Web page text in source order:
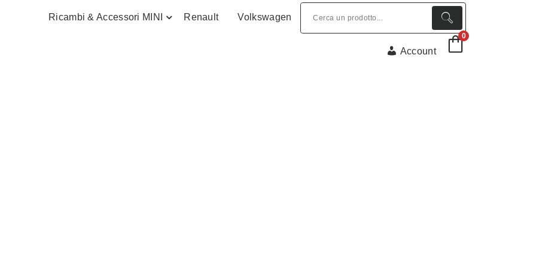
Ricambi & Accessori MINI Renault Volkswagen
Account
0